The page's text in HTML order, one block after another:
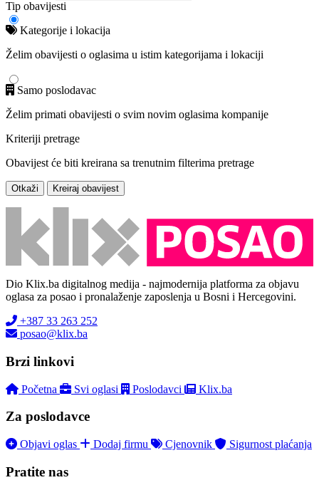
Tip obavijesti
Kategorije i lokacija
Želim obavijesti o oglasima u istim kategorijama i lokaciji
Samo poslodavac
Želim primati obavijesti o svim novim oglasima kompanije
Kriteriji pretrage
Obavijest će biti kreirana sa trenutnim filterima pretrage
Otkaži Kreiraj obavijest
Dio Klix.ba digitalnog medija - najmodernija platforma za objavu
oglasa za posao i pronalaženje zaposlenja u Bosni i Hercegovini.
+387 33 263 252
posao@klix.ba
Brzi linkovi
Početna Svi oglasi Poslodavci Klix.ba
Za poslodavce
Objavi oglas Dodaj firmu Cjenovnik Sigurnost plaćanja
Pratite nas